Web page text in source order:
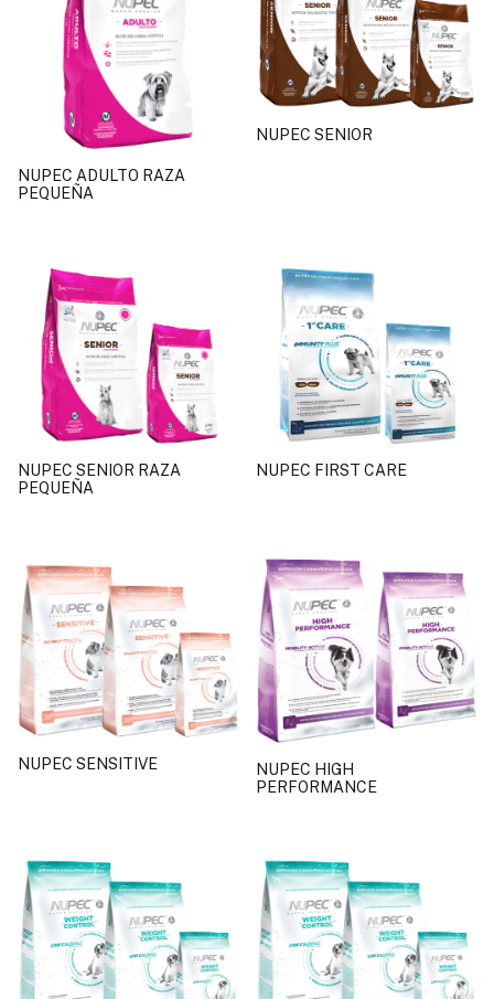
NUPEC ADULTO RAZA
PEQUEÑA
NUPEC SENIOR
NUPEC SENIOR RAZA
PEQUEÑA
NUPEC FIRST CARE
NUPEC SENSITIVE
NUPEC HIGH
PERFORMANCE